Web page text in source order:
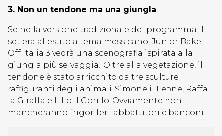
3. Non un tendone ma una giungla
Se nella versione tradizionale del programma il
set era allestito a tema messicano, Junior Bake
Off Italia 3 vedrà una scenografia ispirata alla
giungla più selvaggia! Oltre alla vegetazione, il
tendone è stato arricchito da tre sculture
raffiguranti degli animali: Simone il Leone, Raffa
la Giraffa e Lillo il Gorillo. Ovviamente non
mancheranno frigoriferi, abbattitori e banconi.